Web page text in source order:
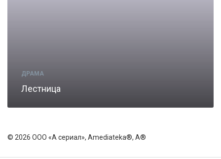
ДРАМА
Лестница
© 2026 ООО «А сериал», Amediateka®, A®